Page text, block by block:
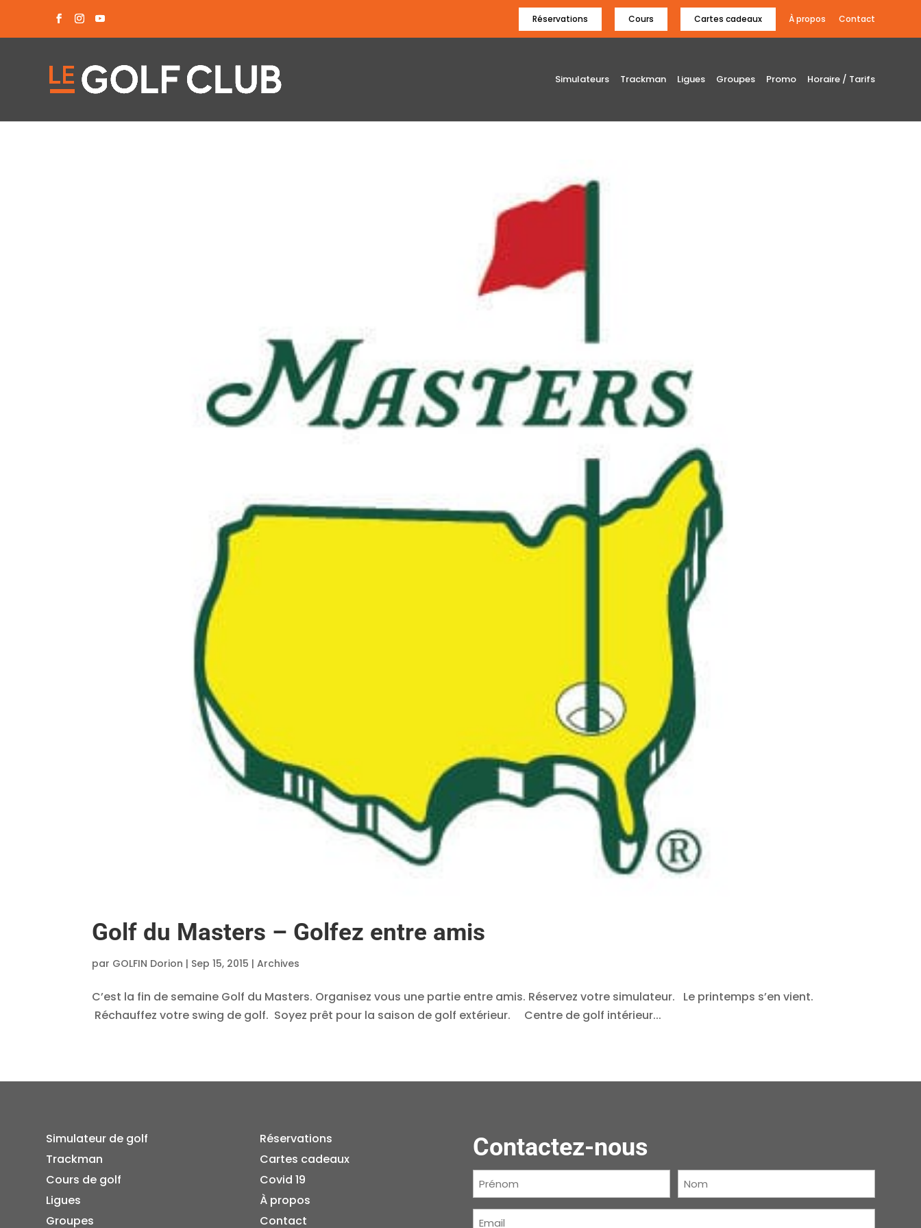
Réservations Cours Cartes cadeaux À propos Contact
Simulateurs Trackman Ligues Groupes Promo Horaire / Tarifs
Golf du Masters – Golfez entre amis
par GOLFIN Dorion | Sep 15, 2015 |Archives
C’est la fin de semaine Golf du Masters. Organisez vous une partie entre amis. Réservez votre simulateur. Le printemps s’en vient.
Réchauffez votre swing de golf. Soyez prêt pour la saison de golf extérieur. Centre de golf intérieur...
Simulateur de golf
Trackman
Cours de golf
Ligues
Groupes
Réservations
Cartes cadeaux
Covid 19
À propos
Contact
Contactez-nous
Prénom
Courriel